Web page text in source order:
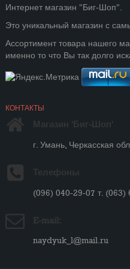
Интернет магазин "Биг-Шоп".
Это уникальный магазин с
Ассортимент товара нашего
именно то что Вы так долго
КОНТАКТЫ
Магазин 'Биг-Шоп'
г. Умань, Черкасская
Телефоны
(096) 040-29-07 т. (063)
E-mail:
naydyuk_l@mail.ru